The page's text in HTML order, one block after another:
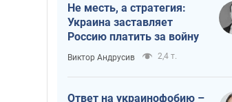
Не месть, а стратегия:
Украина заставляет
Россию платить за войну
Виктор Андрусив 2,4 т.
Ответ на украинофобию –